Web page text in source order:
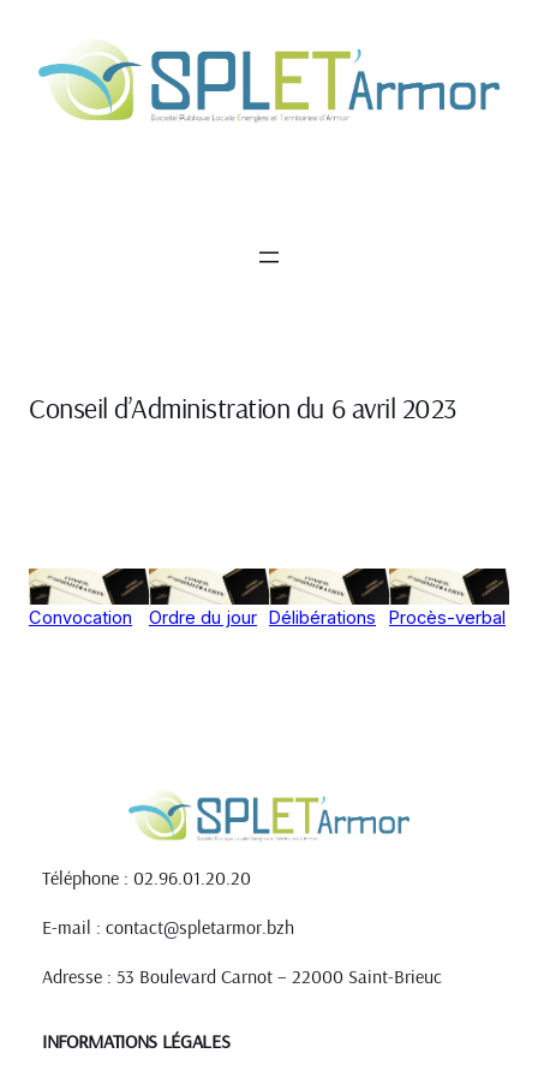
contenu
Conseil d’Administration du 6 avril 2023
Convocation Ordre du jour Délibérations Procès-verbal
Téléphone : 02.96.01.20.20
E-mail : contact@spletarmor.bzh
Adresse : 53 Boulevard Carnot – 22000 Saint-Brieuc
INFORMATIONS LÉGALES